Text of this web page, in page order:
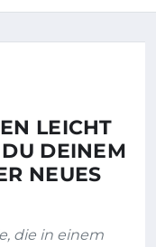
LEICHT
DEINEM
NEUES
die in einem